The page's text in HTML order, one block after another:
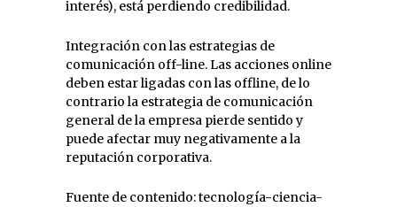
interés), está perdiendo credibilidad.
Integración con las estrategias de
comunicación off-line. Las acciones online
deben estar ligadas con las offline, de lo
contrario la estrategia de comunicación
general de la empresa pierde sentido y
puede afectar muy negativamente a la
reputación corporativa.
Fuente de contenido: tecnología-ciencia-